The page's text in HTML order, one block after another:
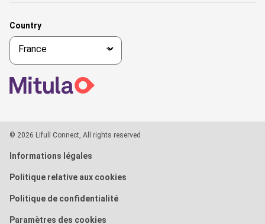
Country
© 2026 Lifull Connect, All rights reserved
Informations légales
Politique relative aux cookies
Politique de confidentialité
Paramètres des cookies